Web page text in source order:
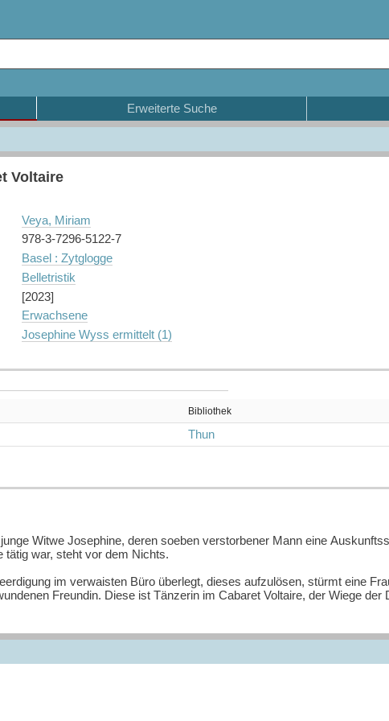
Erweiterte Suche
Voltaire
Veya, Miriam
978-3-7296-5122-7
Basel : Zytglogge
Belletristik
[2023]
Erwachsene
Josephine Wyss ermittelt (1)
Bibliothek
Thun
Witwe Josephine, deren soeben verstorbener Mann eine
tätig war, steht vor dem Nichts.
im verwaisten Büro überlegt, dieses aufzulösen, stürmt eine
Freundin. Diese ist Tänzerin im Cabaret Voltaire, der Wiege der
ablehnen. Doch dann wird die Künstlerin auf der Bühne des
und Josephine glaubt als Einzige nicht an einen Unfall. Sie
selbst in Gefahr, sondern muss sich auch gegen alle Widerstände den
führen zu können. Die Autorin erzählt einen spannenden historischen
zeichnet sie ein authentisches und atmosphärisch dichtes Bild